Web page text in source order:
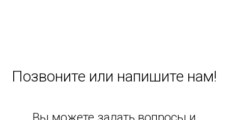
Позвоните или напишите нам!